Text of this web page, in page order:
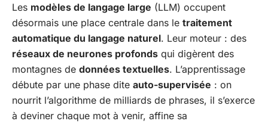
Les modèles de langage large (LLM) occupent
désormais une place centrale dans le traitement
automatique du langage naturel. Leur moteur : des
réseaux de neurones profonds qui digèrent des
montagnes de données textuelles. L’apprentissage
débute par une phase dite auto-supervisée : on
nourrit l’algorithme de milliards de phrases, il s’exerce
à deviner chaque mot à venir, affine sa